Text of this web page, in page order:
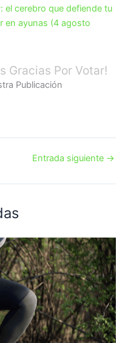
el cerebro que defiende tu
en ayunas (4 agosto
Gracias Por Votar!
Publicación
Entrada siguiente →